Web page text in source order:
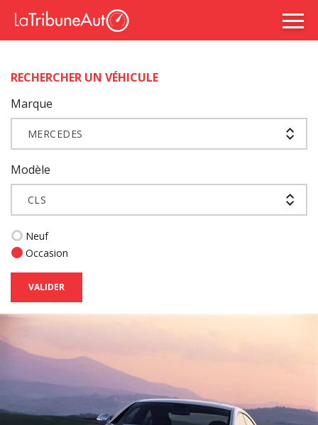
RECHERCHER UN VÉHICULE
Marque
MERCEDES
Modèle
CLS
Neuf
Occasion
VALIDER